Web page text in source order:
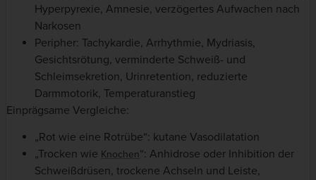
Hyperpyrexie, Amnesie, verzögertes Aufwachen nach
Narkosen
Peripher: Tachykardie, Arrhythmie, Mydriasis,
Gesichtsrötung, verminderte Schweiß- und
Schleimsekretion, Urinretention, reduzierte
Darmmotorik, Temperaturanstieg
Einprägsame Vergleiche:
„Rot wie eine Rotrübe“: kutane Vasodilatation
„Trocken wie Knochen“: Anhidrose oder Inhibition der
Schweißdrüsen, trockene Achseln und Leiste,